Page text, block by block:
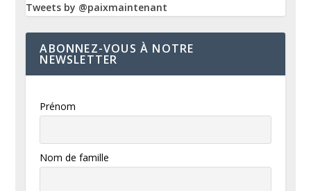
Tweets by @paixmaintenant
ABONNEZ-VOUS À NOTRE
NEWSLETTER
Prénom
Nom de famille